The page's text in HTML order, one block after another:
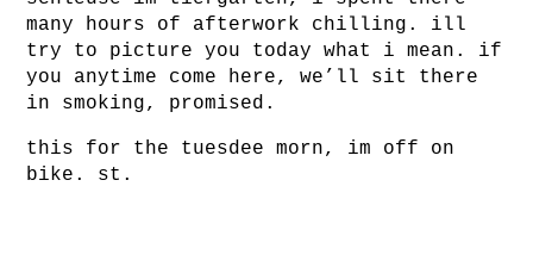
many hours of afterwork chilling. ill
try to picture you today what i mean. if
you anytime come here, we’ll sit there
in smoking, promised.
this for the tuesdee morn, im off on
bike. st.